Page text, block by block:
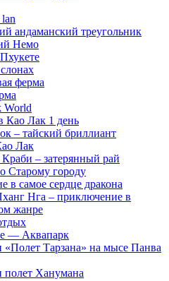
андаманский треугольник
Немо
ферма
World
Као Лак 1 день
– тайский бриллиант
Лак
– затерянный рай
Старому городу
в самое сердце дракона
Нга – приключение в
жанре
— Аквапарк
«Полет Тарзана» на мысе Панва
полет Ханумана